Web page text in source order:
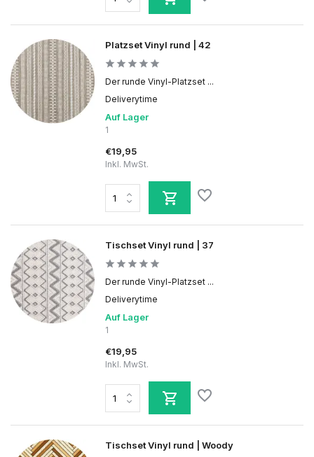
Platzset Vinyl rund | 42
Der runde Vinyl-Platzset ...
Deliverytime
Auf Lager
1
€19,95
Inkl. MwSt.
Tischset Vinyl rund | 37
Der runde Vinyl-Platzset ...
Deliverytime
Auf Lager
1
€19,95
Inkl. MwSt.
Tischset Vinyl rund | Woody